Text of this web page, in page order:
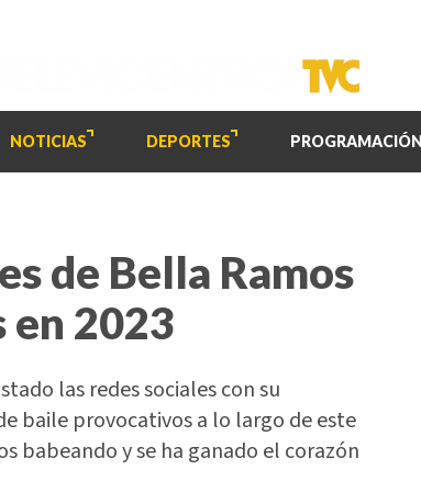
NOTICIAS DEPORTES PROGRAMACIÓN
de Bella Ramos
en 2023
las redes sociales con su
baile provocativos a lo largo de este
babeando y se ha ganado el corazón